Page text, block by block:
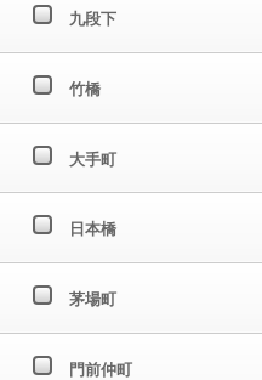
九段下
竹橋
大手町
日本橋
茅場町
門前仲町